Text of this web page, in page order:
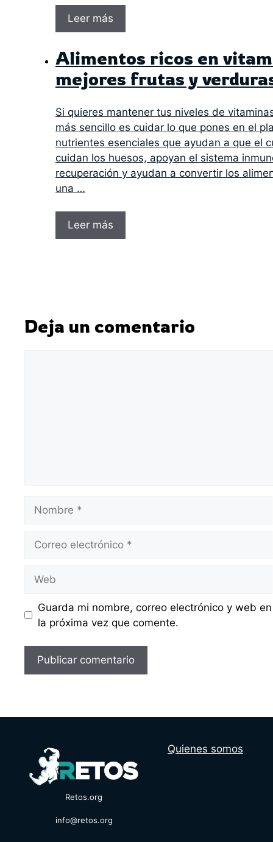
Leer más
Alimentos ricos en
mejores frutas y
Si quieres mantener tus niveles de
más sencillo es cuidar lo que pones en el
nutrientes esenciales que ayudan a que el
cuidan los huesos, apoyan el sistema
recuperación y ayudan a convertir los
una …
Leer más
Deja un comentario
electrónico
Guarda mi nombre, correo electrónico y web
la próxima vez que comente.
Retos.org
info@retos.org
Quienes somos